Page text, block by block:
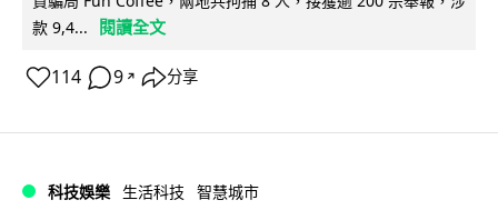
款 9,4...
閱讀全文
114 9 ↗ 分享
科技娛樂 生活科技 智慧城市